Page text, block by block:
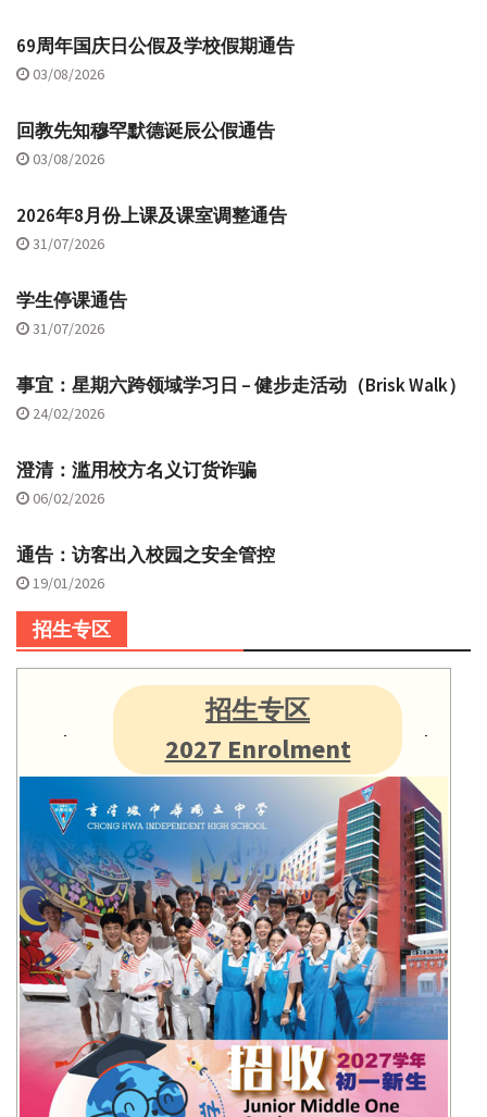
69周年国庆日公假及学校假期通告
03/08/2026
回教先知穆罕默德诞辰公假通告
03/08/2026
2026年8月份上课及课室调整通告
31/07/2026
学生停课通告
31/07/2026
事宜：星期六跨领域学习日 – 健步走活动（Brisk Walk）
24/02/2026
澄清：滥用校方名义订货诈骗
06/02/2026
通告：访客出入校园之安全管控
19/01/2026
招生专区
招生专区
2027 Enrolment